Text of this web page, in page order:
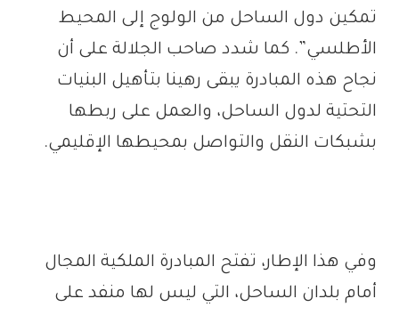
تمكين دول الساحل من الولوج إلى المحيط
الأطلسي”. كما شدد صاحب الجلالة على أن
نجاح هذه المبادرة يبقى رهينا بتأهيل البنيات
التحتية لدول الساحل، والعمل على ربطها
بشبكات النقل والتواصل بمحيطها الإقليمي.
وفي هذا الإطار، تفتح المبادرة الملكية المجال
أمام بلدان الساحل، التي ليس لها منفد على